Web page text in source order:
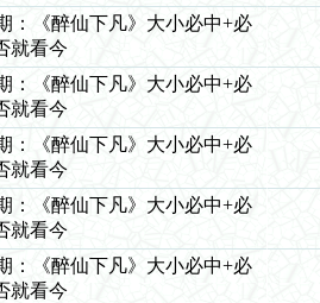
：《醉仙下凡》大小必中+必
就看今
：《醉仙下凡》大小必中+必
就看今
：《醉仙下凡》大小必中+必
就看今
：《醉仙下凡》大小必中+必
就看今
：《醉仙下凡》大小必中+必
就看今